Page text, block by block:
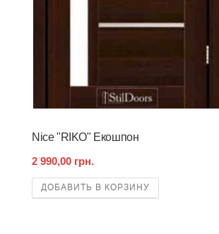
Nice "RIKO" Екошпон
2 990,00 грн.
ДОБАВИТЬ В КОРЗИНУ